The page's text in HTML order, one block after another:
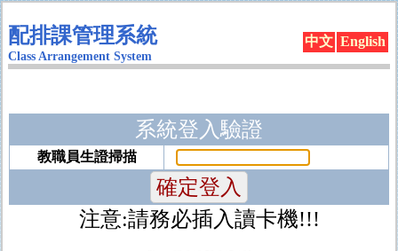
配排課管理系統
Class Arrangement System
中文 English
系統登入驗證
教職員生證掃描
注意:請務必插入讀卡機!!!